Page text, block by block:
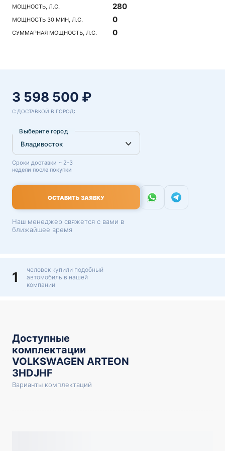
МОЩНОСТЬ, Л.С. 280
МОЩНОСТЬ 30 МИН, Л.С. 0
СУММАРНАЯ МОЩНОСТЬ, Л.С. 0
3 598 500 ₽
С ДОСТАВКОЙ В ГОРОД:
Выберите город
Сроки доставки ~ 2-3
недели после покупки
ОСТАВИТЬ ЗАЯВКУ
Наш менеджер свяжется с вами в
ближайшее время
1
человек купили подобный
автомобиль в нашей
компании
Доступные
комплектации
VOLKSWAGEN ARTEON
3HDJHF
Варианты комплектаций